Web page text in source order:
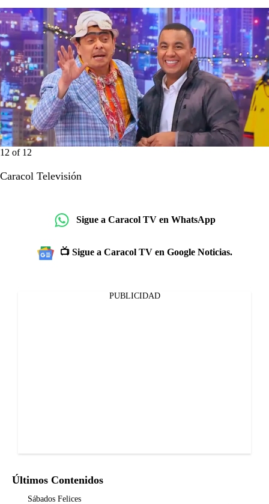
12 of 12
Caracol Televisión
Sigue a Caracol TV en WhatsApp
📺 Sigue a Caracol TV en Google Noticias.
PUBLICIDAD
Últimos Contenidos
Sábados Felices